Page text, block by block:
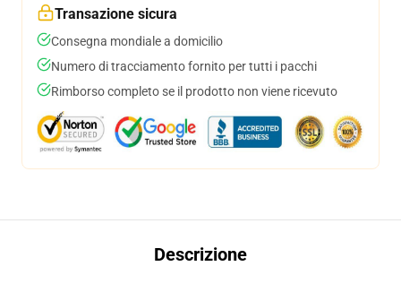
Transazione sicura
Consegna mondiale a domicilio
Numero di tracciamento fornito per tutti i pacchi
Rimborso completo se il prodotto non viene ricevuto
Descrizione